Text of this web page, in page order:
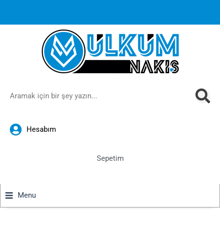
1000 TL ve üzeri siparişlerinizde ücretsiz kargoya ek
İndirimanında sepette!
Hesabım
Sepetim
Menu